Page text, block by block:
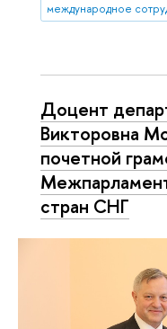
международное
Доцент
Викторовна
почетной
стран СНГ